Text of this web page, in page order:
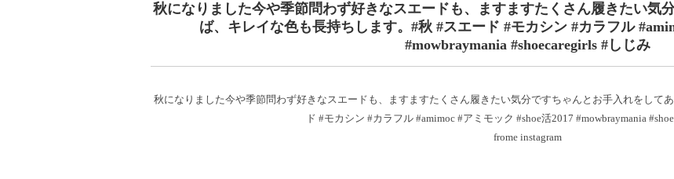
秋になりました︎︎今や季節問わず好きなスエードも、ますますたくさん履きたい気
ば、キレイな色も長持ちします。#秋 #スエード #モカシン #カラフル
#mowbraymania #shoecaregirls #しじみ
秋になりました︎︎今や季節問わず好きなスエードも、ますますたくさん履きたい気分です︎ちゃんとお手入れをして
ド #モカシン #カラフル #amimoc #アミモック #shoe活2017 #mowbraymania
frome instagram